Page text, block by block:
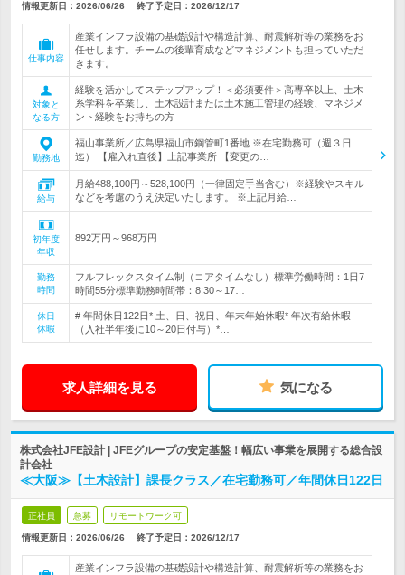
情報更新日：2026/06/26 終了予定日： 2026/12/17
仕事内容
産業インフラ設備の基礎設計や構造計算、耐震解析等の業務をお
任せします。チームの後輩育成などマネジメントも担っていただ
きます。
対象と
なる方
経験を活かしてステップアップ！＜必須要件＞高専卒以上、土木
系学科を卒業し、土木設計または土木施工管理の経験、マネジメ
ント経験をお持ちの方
勤務地
福山事業所／広島県福山市鋼管町1番地 ※在宅勤務可（週３日
迄） 【雇入れ直後】上記事業所 【変更の…
給与
月給488,100円～528,100円（一律固定手当含む）※経験やスキル
などを考慮のうえ決定いたします。 ※上記月給…
初年度
年収
892万円～968万円
勤務
時間
フルフレックスタイム制（コアタイムなし）標準労働時間：1日7
時間55分標準勤務時間帯：8:30～17…
休日
休暇
# 年間休日122日* 土、日、祝日、年末年始休暇* 年次有給休暇
（入社半年後に10～20日付与）*…
求人詳細を見る 気になる
株式会社JFE設計 | JFEグループの安定基盤！幅広い事業を展開する総合設
計会社
≪大阪≫【土木設計】課長クラス／在宅勤務可／年間休日122日
正社員 急募 リモートワーク可
情報更新日：2026/06/26 終了予定日： 2026/12/17
産業インフラ設備の基礎設計や構造計算、耐震解析等の業務をお